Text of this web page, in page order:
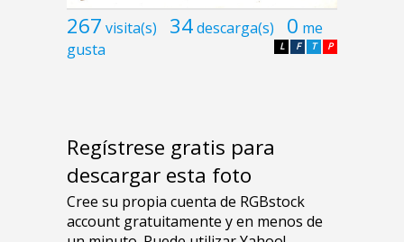
267 visita(s) 34descarga(s) 0 me
gusta
P
T
F
L
Regístrese gratis para
descargar esta foto